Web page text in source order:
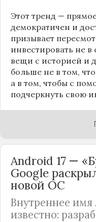
Этот тренд —
демократичен и
призывает
инвестировать не
вещи с историей и
больше не в том,
а в том, чтобы с
подчеркнуть свою
Android 17 —
Google
новой ОС
Внутреннее имя
известно: